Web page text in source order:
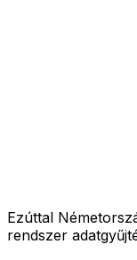
Ezúttal
rendszer